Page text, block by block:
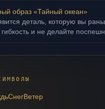
образ «Тайный океан»
деталь, которую вы
и не делайте
СнегВетер